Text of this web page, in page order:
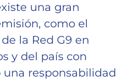
una gran
como el
la Red G9 en
y del país con
una responsabilidad